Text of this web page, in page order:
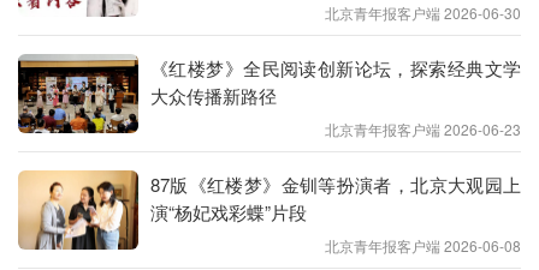
“这部经典小说《酒吧长谈》的三侧书口呈橘红色，
与酒吧里的灯光浑然一体。封页设计很有现场氛围
感。”亚运村图书大厦副总经理邢丹手里捧着这本书
说道，书架上还有《阿特伍德短篇珍藏礼盒》《油炸
绿番茄2》等近两百种定制款刷边书，书页设计兼具
视觉美感与收藏价值，特别适合时下年轻人的口味。
北京青年报客户端 2026-06-30
《红楼梦》全民阅读创新论坛，探索经典文学
大众传播新路径
北京青年报客户端 2026-06-23
87版《红楼梦》金钏等扮演者，北京大观园上
演“杨妃戏彩蝶”片段
北京青年报客户端 2026-06-08